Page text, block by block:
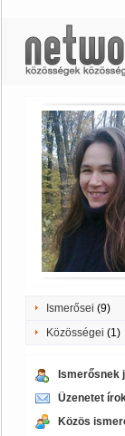
Ismerősei (9)
Közösségei (1)
Ismerősnek
Üzenetet
Közös